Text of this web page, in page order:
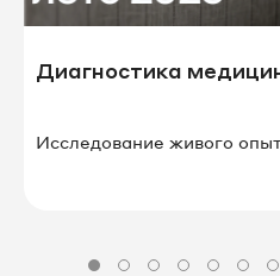
Диагностика
Исследование живого